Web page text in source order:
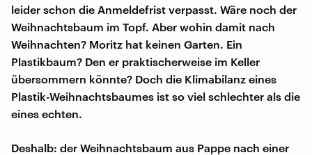
leider schon die Anmeldefrist verpasst. Wäre noch der
Weihnachtsbaum im Topf. Aber wohin damit nach
Weihnachten? Moritz hat keinen Garten. Ein
Plastikbaum? Den er praktischerweise im Keller
übersommern könnte? Doch die Klimabilanz eines
Plastik-Weihnachtsbaumes ist so viel schlechter als die
eines echten.
Deshalb: der Weihnachtsbaum aus Pappe nach einer